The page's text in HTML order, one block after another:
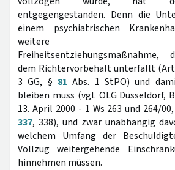
entgegengestanden. Denn die
einem psychiatrischen
weitere
Freiheitsentziehungsmaßnahme,
dem Richtervorbehalt unterfällt
3 GG, § 81 Abs. 1 StPO) und
bleiben muss (vgl. OLG Düsseldorf,
13. April 2000 - 1 Ws 263 und 264/
337, 338), und zwar unabhängig
welchem Umfang der
Vollzug weitergehende
hinnehmen müssen.